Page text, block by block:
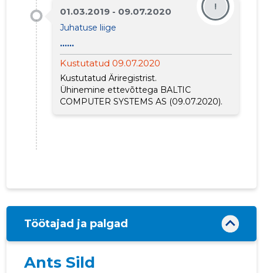
01.03.2019 - 09.07.2020
Juhatuse liige
......
Kustutatud 09.07.2020
Kustutatud Äriregistrist.
Ühinemine ettevõttega BALTIC
COMPUTER SYSTEMS AS (09.07.2020).
!
Töötajad ja palgad
Ants Sild